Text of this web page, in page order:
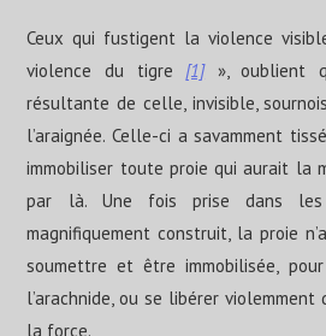
Ceux qui fustigent la violence
violence du tigre [1]», oublient
résultante de celle, invisible,
l’araignée. Celle-ci a savamment
immobiliser toute proie qui aurait la
par là. Une fois prise dans
magnifiquement construit, la proie
soumettre et être immobilisée,
l’arachnide, ou se libérer violemment
la force.